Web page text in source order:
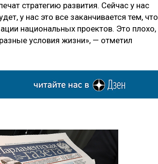
стратегию развития. Сейчас у нас
у нас это все заканчивается тем, что
национальных проектов. Это плохо,
условия жизни», — отметил